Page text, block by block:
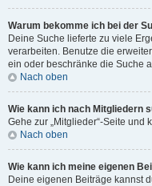
Warum bekomme ich bei der
Deine Suche lieferte zu viele
verarbeiten. Benutze die
ein oder beschränke die Suche
Nach oben
Wie kann ich nach Mitgliedern
Gehe zur „Mitglieder“-Seite und
Nach oben
Wie kann ich meine eigenen
Deine eigenen Beiträge kannst